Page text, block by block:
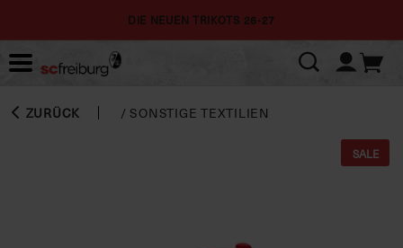
DIE NEUEN TRIKOTS 26-27
ZURÜCK / SONSTIGE TEXTILIEN
SALE